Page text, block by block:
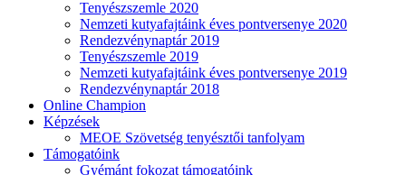
Tenyészszemle 2020
Nemzeti kutyafajtáink éves pontversenye 2020
Rendezvénynaptár 2019
Tenyészszemle 2019
Nemzeti kutyafajtáink éves pontversenye 2019
Rendezvénynaptár 2018
Online Champion
Képzések
MEOE Szövetség tenyésztői tanfolyam
Támogatóink
Gyémánt fokozat támogatóink